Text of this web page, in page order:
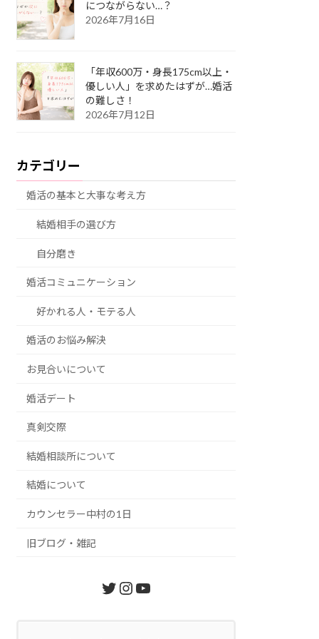
につながらない…？
2026年7月16日
「年収600万・身長175cm以上・
優しい人」を求めたはずが…婚活
の難しさ！
2026年7月12日
カテゴリー
婚活の基本と大事な考え方
結婚相手の選び方
自分磨き
婚活コミュニケーション
好かれる人・モテる人
婚活のお悩み解決
お見合いについて
婚活デート
真剣交際
結婚相談所について
結婚について
カウンセラー中村の1日
旧ブログ・雑記
Twitter
Instagram
YouTube